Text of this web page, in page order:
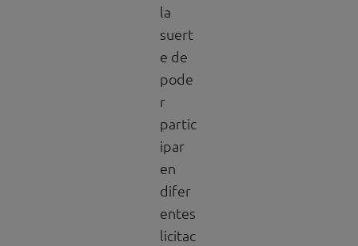
la
suert
e de
pode
r
partic
ipar
en
difer
entes
licitac